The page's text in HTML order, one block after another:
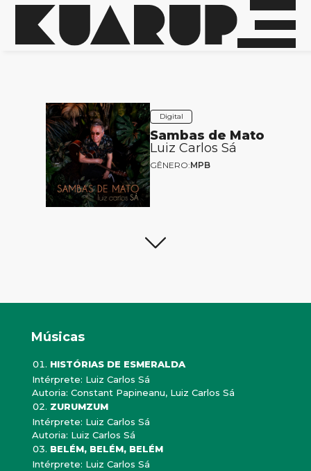
Digital
Sambas de Mato
Luiz Carlos Sá
GÊNERO:MPB
Músicas
HISTÓRIAS DE ESMERALDA
Intérprete: Luiz Carlos Sá
Autoria: Constant Papineanu, Luiz Carlos Sá
ZURUMZUM
Intérprete: Luiz Carlos Sá
Autoria: Luiz Carlos Sá
BELÉM, BELÉM, BELÉM
Intérprete: Luiz Carlos Sá